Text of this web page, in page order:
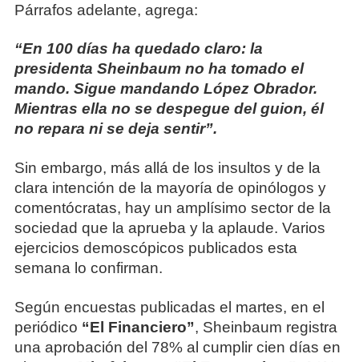
Párrafos adelante, agrega:
“En 100 días ha quedado claro: la
presidenta Sheinbaum no ha tomado el
mando. Sigue mandando López Obrador.
Mientras ella no se despegue del guion, él
no repara ni se deja sentir”.
Sin embargo, más allá de los insultos y de la
clara intención de la mayoría de opinólogos y
comentócratas, hay un amplísimo sector de la
sociedad que la aprueba y la aplaude. Varios
ejercicios demoscópicos publicados esta
semana lo confirman.
Según encuestas publicadas el martes, en el
periódico “El Financiero”, Sheinbaum registra
una aprobación del 78% al cumplir cien días en